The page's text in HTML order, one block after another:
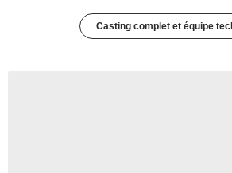
Casting complet et équipe